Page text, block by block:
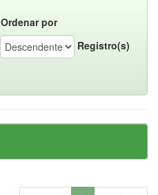
Ordenar por
Registro(s)